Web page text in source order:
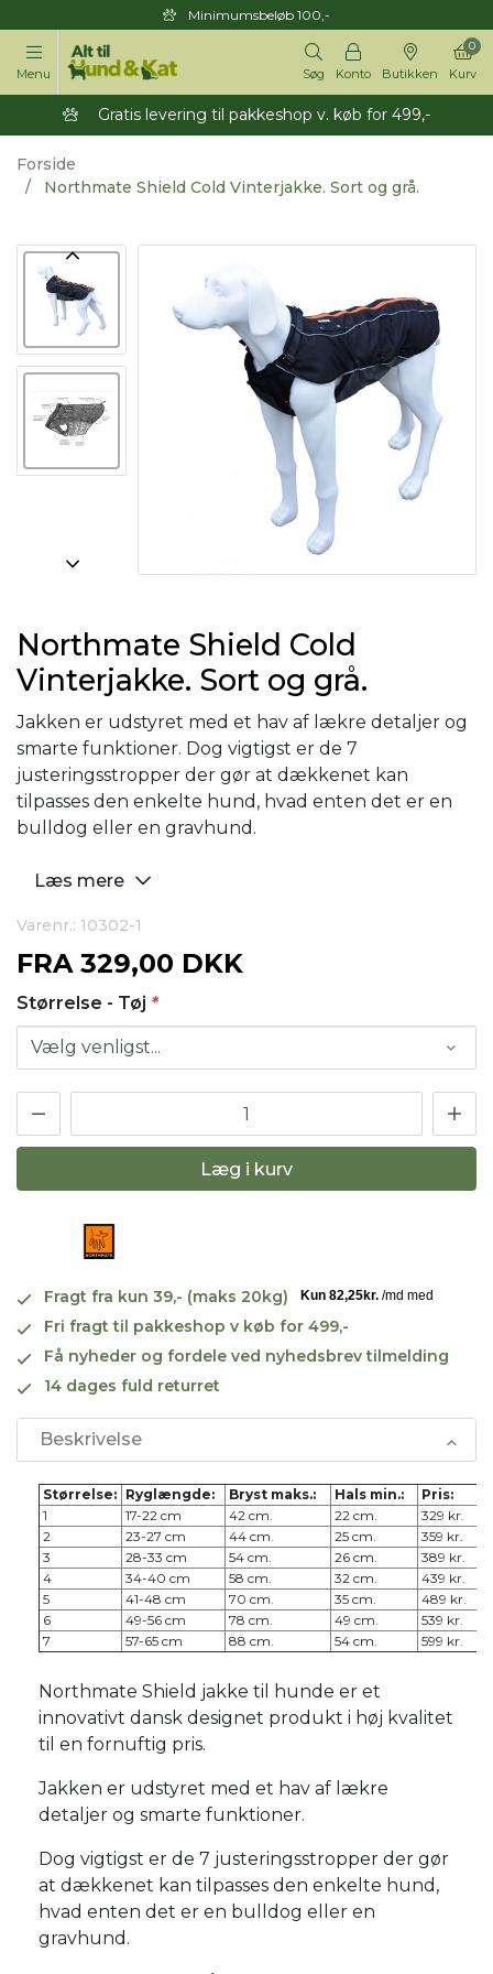
Minimumsbeløb 100,-
Menu Søg Konto Butikken Kurv
0
Gratis levering til pakkeshop v. køb for 499,-
Forside
Northmate Shield Cold Vinterjakke. Sort og grå.
Northmate Shield Cold
Vinterjakke. Sort og grå.
Jakken er udstyret med et hav af lækre detaljer og
smarte funktioner. Dog vigtigst er de 7
justeringsstropper der gør at dækkenet kan
tilpasses den enkelte hund, hvad enten det er en
bulldog eller en gravhund.
Læs mere
Varenr.: 10302-1
FRA 329,00 DKK
Størrelse - Tøj *
Læg i kurv
Fragt fra kun 39,- (maks 20kg)
Fri fragt til pakkeshop v køb for 499,-
Få nyheder og fordele ved nyhedsbrev tilmelding
14 dages fuld returret
Beskrivelse
Størrelse: Ryglængde: Bryst maks.: Hals min.:
Pris:
1
17-22 cm 42 cm. 22 cm.
329 kr.
2
23-27 cm 44 cm. 25 cm.
359 kr.
3
28-33 cm 54 cm. 26 cm.
389 kr.
4
34-40 cm 58 cm. 32 cm.
439 kr.
5
41-48 cm 70 cm. 35 cm.
489 kr.
6
49-56 cm 78 cm. 49 cm.
539 kr.
7
57-65 cm 88 cm. 54 cm. 599 kr.
Northmate Shield jakke til hunde er et
innovativt dansk designet produkt i høj kvalitet
til en fornuftig pris.
Jakken er udstyret med et hav af lækre
detaljer og smarte funktioner.
Dog vigtigst er de 7 justeringsstropper der gør
at dækkenet kan tilpasses den enkelte hund,
hvad enten det er en bulldog eller en
gravhund.